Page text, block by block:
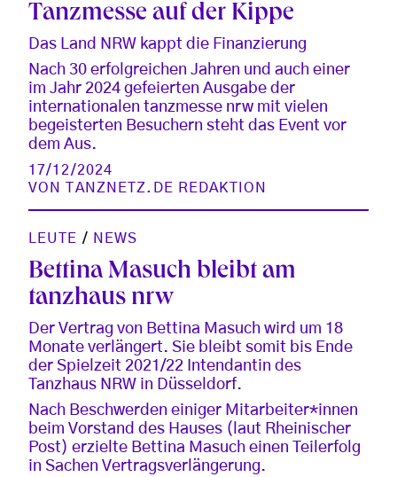
Tanzmesse auf der Kippe
Das Land NRW kappt die Finanzierung
Nach 30 erfolgreichen Jahren und auch einer
im Jahr 2024 gefeierten Ausgabe der
internationalen tanzmesse nrw mit vielen
begeisterten Besuchern steht das Event vor
dem Aus.
17/12/2024
VON
TANZNETZ.DE REDAKTION
LEUTE / NEWS
Bettina Masuch bleibt am
tanzhaus nrw
Der Vertrag von Bettina Masuch wird um 18
Monate verlängert. Sie bleibt somit bis Ende
der Spielzeit 2021/22 Intendantin des
Tanzhaus NRW in Düsseldorf.
Nach Beschwerden einiger Mitarbeiter*innen
beim Vorstand des Hauses (laut Rheinischer
Post) erzielte Bettina Masuch einen Teilerfolg
in Sachen Vertragsverlängerung.